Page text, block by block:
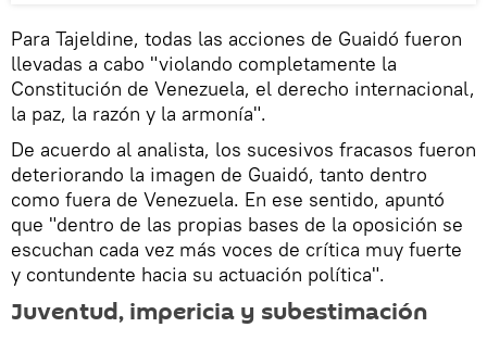
Para Tajeldine, todas las acciones de Guaidó fueron
llevadas a cabo "violando completamente la
Constitución de Venezuela, el derecho internacional,
la paz, la razón y la armonía".
De acuerdo al analista, los sucesivos fracasos fueron
deteriorando la imagen de Guaidó, tanto dentro
como fuera de Venezuela. En ese sentido, apuntó
que "dentro de las propias bases de la oposición se
escuchan cada vez más voces de crítica muy fuerte
y contundente hacia su actuación política".
Juventud, impericia y subestimación